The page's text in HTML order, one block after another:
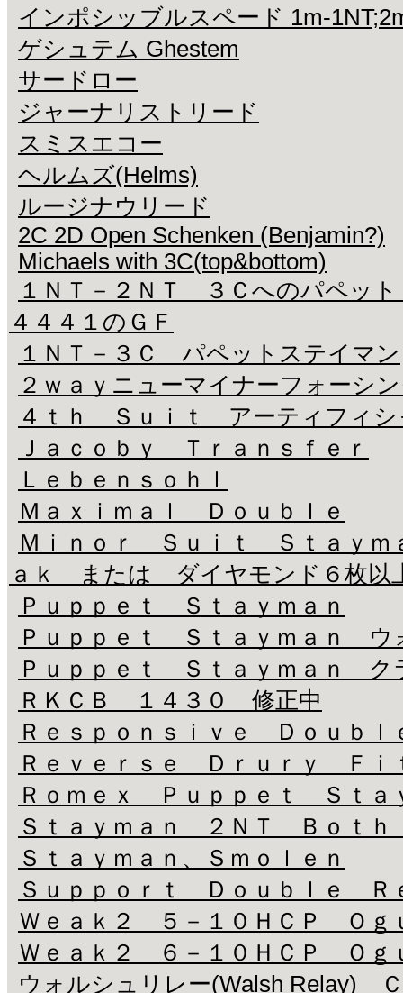
インポシッブルスペード 1m-
ゲシュテム Ghestem
サードロー
ジャーナリストリード
スミスエコー
ヘルムズ(Helms)
ルージナウリード
2C 2D Open Schenken (Benjamin?)
Michaels with 3C(top&bottom)
１ＮＴ－２ＮＴ ３Ｃへのパペ
４４４１のＧＦ
１ＮＴ－３Ｃ パペットステイマン
２ｗａｙニューマイナーフォーシ
４ｔｈ Ｓｕｉｔ アーティフィ
Ｊａｃｏｂｙ Ｔｒａｎｓｆｅｒ
Ｌｅｂｅｎｓｏｈｌ
Ｍａｘｉｍａｌ Ｄｏｕｂｌｅ
Ｍｉｎｏｒ Ｓｕｉｔ Ｓｔａｙ
ａｋ または ダイヤモンド６枚以
Ｐｕｐｐｅｔ Ｓｔａｙｍａｎ
Ｐｕｐｐｅｔ Ｓｔａｙｍａｎ ウ
Ｐｕｐｐｅｔ Ｓｔａｙｍａｎ ク
ＲＫＣＢ １４３０ 修正中
Ｒｅｓｐｏｎｓｉｖｅ Ｄｏｕｂｌ
Ｒｅｖｅｒｓｅ Ｄｒｕｒｙ Ｆｉ
Ｒｏｍｅｘ Ｐｕｐｐｅｔ Ｓｔａ
Ｓｔａｙｍａｎ ２ＮＴ Ｂｏｔｈ
Ｓｔａｙｍａｎ、Ｓｍｏｌｅｎ
Ｓｕｐｐｏｒｔ Ｄｏｕｂｌｅ Ｒ
Ｗｅａｋ２ ５－１０ＨＣＰ Ｏｇ
Ｗｅａｋ２ ６－１０ＨＣＰ Ｏｇ
ウォルシュリレー(Walsh Relay)